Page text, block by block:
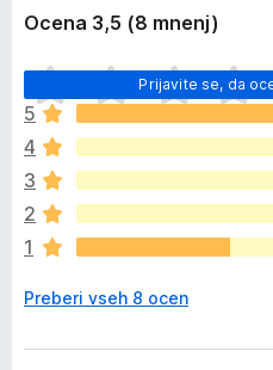
Ocena 3,5 (8 mnenj)
Prijavite se, da
Š
e
n
i
o
c
e
n
e
o
5
4
3
2
1
Preberi vseh 8 ocen